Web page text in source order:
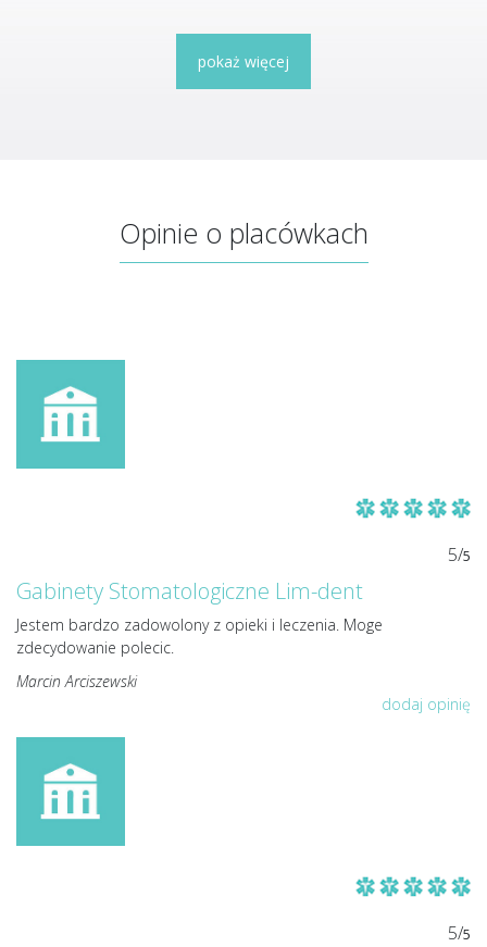
pokaż więcej
Opinie o placówkach
5/5
Gabinety Stomatologiczne Lim-dent
Jestem bardzo zadowolony z opieki i leczenia. Moge
zdecydowanie polecic.
Marcin Arciszewski
dodaj opinię
5/5